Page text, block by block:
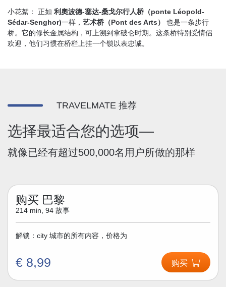
小花絮： 正如 利奧波德-塞达-桑戈尔行人桥（ponte Léopold-
Sédar-Senghor)一样， 艺术桥（Pont des Arts）
也是一条步行
桥。它的修长金属结构，可上溯到拿破仑时期。这条桥特别受情侣
欢迎，他们习惯在桥栏上挂一个锁以表忠诚。
TRAVELMATE 推荐
选择最适合您的选项—
就像已经有超过500,000名用户所做的那样
购买 巴黎
214 min, 94 故事
解锁：city 城市的所有内容，价格为
€ 8,99 购买